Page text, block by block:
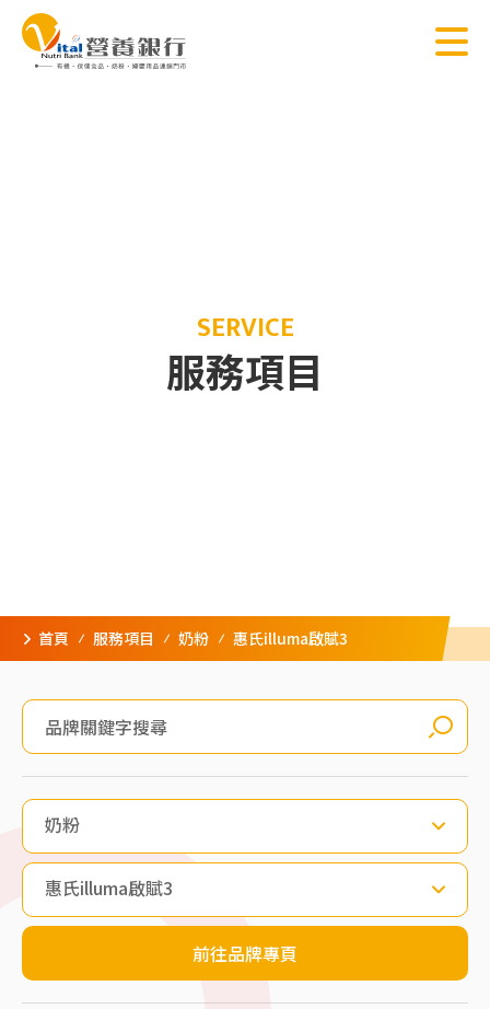
SERVICE
服務項目
首頁 服務項目 奶粉 惠氏illuma啟賦3
奶粉
惠氏illuma啟賦3
前往品牌專頁